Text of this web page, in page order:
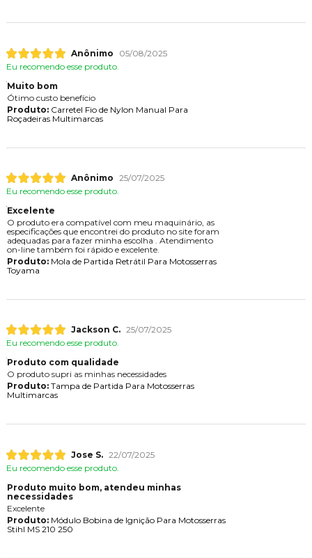
Anônimo
05/08/2025
Eu recomendo esse produto.
Muito bom
Ótimo custo benefício
Produto:Carretel Fio de Nylon Manual Para
Roçadeiras Multimarcas
Anônimo 25/07/2025
Eu recomendo esse produto.
Excelente
O produto era compatível com meu maquinário, as
especificações que encontrei do produto no site foram
adequadas para fazer minha escolha . Atendimento
on-line também foi rápido e excelente.
Produto:Mola de Partida Retrátil Para Motosserras
Toyama
Jackson C. 25/07/2025
Eu recomendo esse produto.
Produto com qualidade
O produto supri as minhas necessidades
Produto:Tampa de Partida Para Motosserras
Multimarcas
Jose S. 22/07/2025
Eu recomendo esse produto.
Produto muito bom, atendeu minhas
necessidades
Excelente
Produto:Módulo Bobina de Ignição Para Motosserras
Stihl MS 210 250